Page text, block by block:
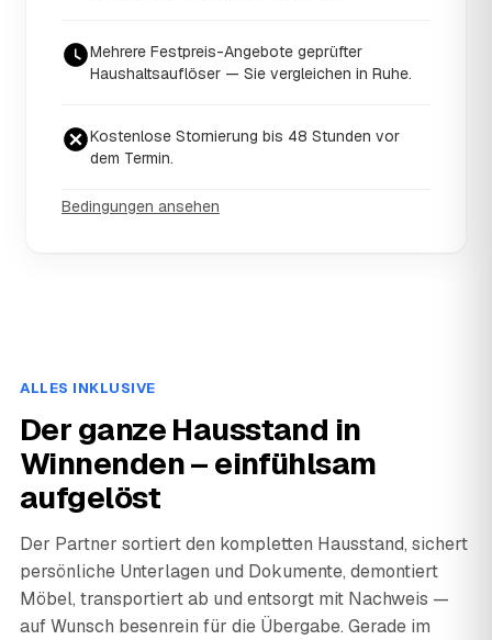
Mehrere Festpreis-Angebote geprüfter
Haushaltsauflöser — Sie vergleichen in Ruhe.
Kostenlose Stornierung bis 48 Stunden vor
dem Termin.
Bedingungen ansehen
ALLES INKLUSIVE
Der ganze Hausstand in
Winnenden – einfühlsam
aufgelöst
Der Partner sortiert den kompletten Hausstand, sichert
persönliche Unterlagen und Dokumente, demontiert
Möbel, transportiert ab und entsorgt mit Nachweis —
auf Wunsch besenrein für die Übergabe. Gerade im